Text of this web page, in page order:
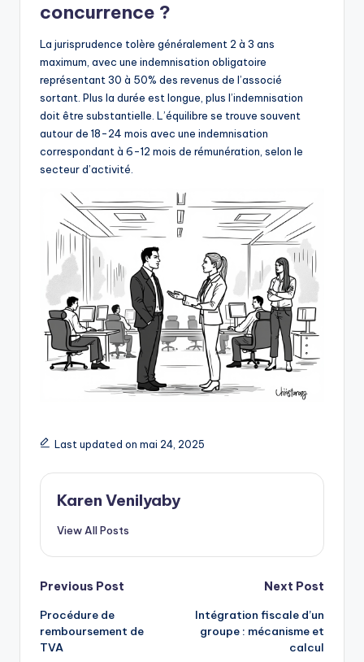
concurrence ?
La jurisprudence tolère généralement 2 à 3 ans
maximum, avec une indemnisation obligatoire
représentant 30 à 50% des revenus de l’associé
sortant. Plus la durée est longue, plus l’indemnisation
doit être substantielle. L’équilibre se trouve souvent
autour de 18-24 mois avec une indemnisation
correspondant à 6-12 mois de rémunération, selon le
secteur d’activité.
Last updated on mai 24, 2025
Karen Venilyaby
View All Posts
Post
navigation
Previous Post
Procédure de
remboursement de
TVA
Next Post
Intégration fiscale d’un
groupe : mécanisme et
calcul